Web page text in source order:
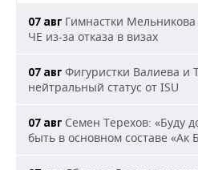
07 авг Гимнастки
ЧЕ из-за отказа в визах
07 авг Фигуристки Валиева и
нейтральный статус от ISU
07 авг Семен Терехов: «Буду
быть в основном составе «Ак